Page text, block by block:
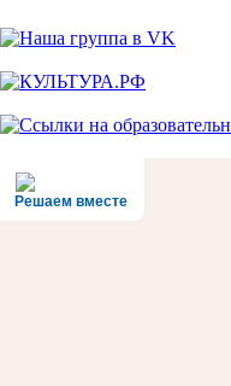
Решаем вместе